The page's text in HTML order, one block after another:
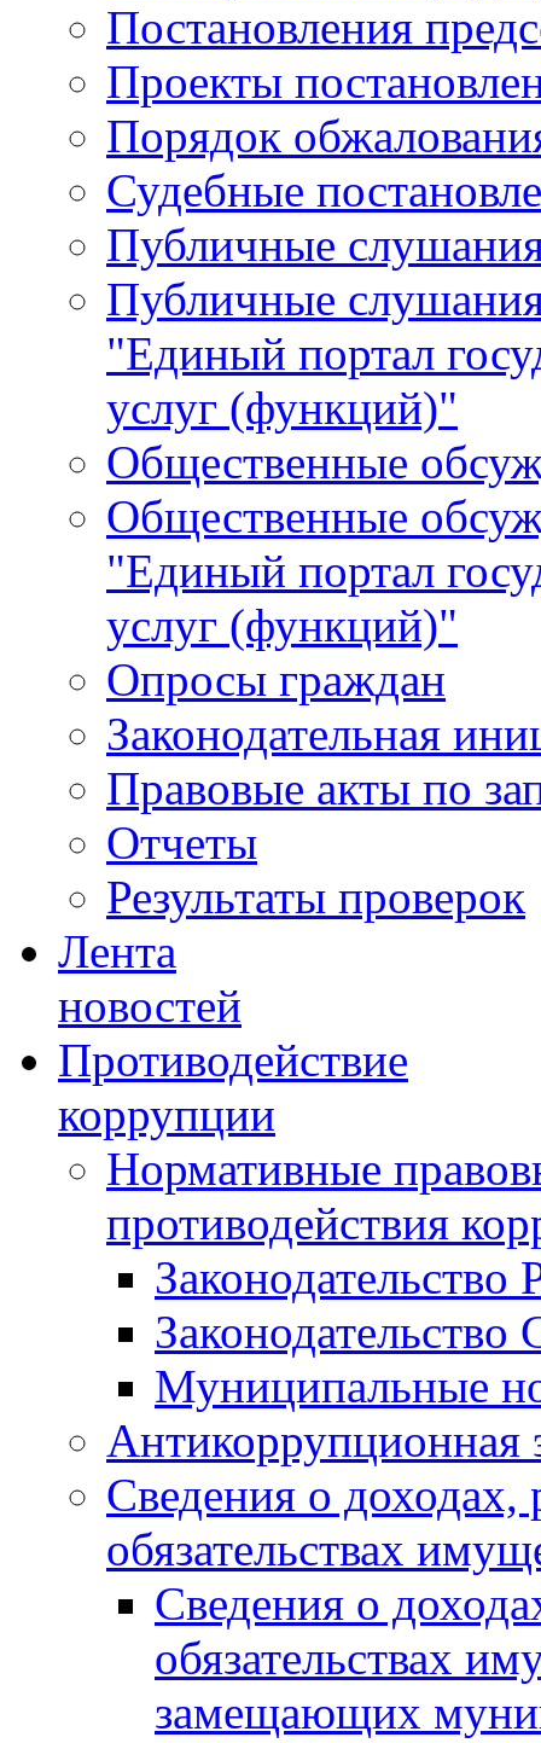
Постановления
Проекты
Порядок
Судебные
Публичные
Публичные
"Единый портал
услуг (функций)"
Общественные
Общественные
"Единый портал
услуг (функций)"
Опросы граждан
Законодательная
Правовые акты по
Отчеты
Результаты проверок
Лента
новостей
Противодействие
коррупции
Нормативные
противодействия
Законодательство
Муниципальные
Антикоррупционная
Сведения о доходах,
обязательствах
Сведения о
обязательствах
замещающих